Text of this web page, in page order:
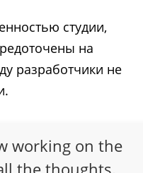
студии,
на
разработчики не
working on the